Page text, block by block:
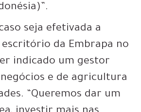
seja efetivada a
da Embrapa no
indicado um gestor
e de agricultura
“Queremos dar um